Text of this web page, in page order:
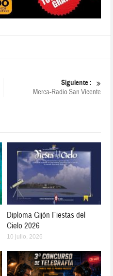
Siguiente :
Merca-Radio San Vicente
Diploma Gijón Fiestas del
Cielo 2026
10 julio, 2026